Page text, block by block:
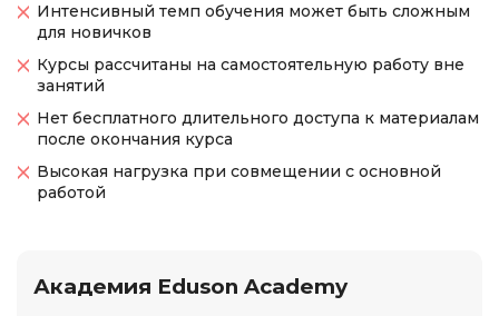
Интенсивный темп обучения может быть сложным
для новичков
Курсы рассчитаны на самостоятельную работу вне
занятий
Нет бесплатного длительного доступа к материалам
после окончания курса
Высокая нагрузка при совмещении с основной
работой
Академия Eduson Academy